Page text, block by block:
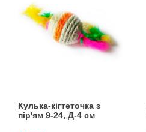
Кулька-кігтеточка з
пір'ям 9-24, Д-4 см